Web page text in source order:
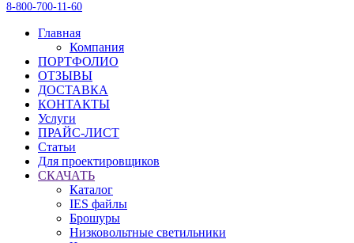
8-800-700-11-60
Главная
Компания
ПОРТФОЛИО
ОТЗЫВЫ
ДОСТАВКА
КОНТАКТЫ
Услуги
ПРАЙС-ЛИСТ
Статьи
Для проектировщиков
СКАЧАТЬ
Каталог
IES файлы
Брошуры
Низковольтные светильники